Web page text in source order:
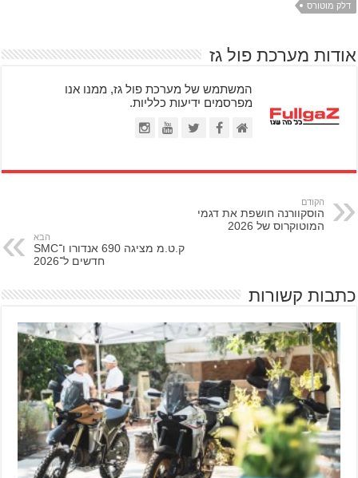
דלק מוטורס
אודות מערכת פול גז
המשתמש של מערכת פול גז, ממנו אנו
מפרסמים ידיעות כלליות.
הקודם
הוסקוורנה חושפת את דגמי
המוטוקרוס של 2026
הבא
ק.ט.מ מציגה 690 אנדורו ו־SMC
חדשים ל־2026
כתבות קשורות